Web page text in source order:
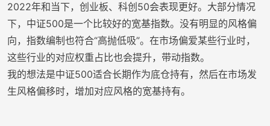
2022年和当下，创业板、科创50会表现更好。大部分情况
下，中证500是一个比较好的宽基指数。没有明显的风格偏
向，指数编制也符合“高抛低吸”。在市场偏爱某些行业时，
这些行业的对应权重占比也会提升，带动指数。
我的想法是中证500适合长期作为底仓持有，然后在市场发
生风格偏移时，增加对应风格的宽基持有。